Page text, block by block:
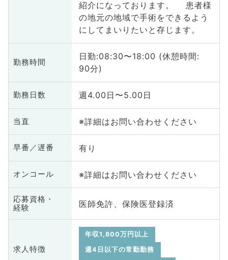
紹介になっております。 患者様
の地元の地域で手術をできるよう
にしてまいりたいと存じます。
勤務時間
日勤:08:30〜18:00 (休憩時間:
90分)
勤務日数 週4.00日〜5.00日
当直 ※詳細はお問い合わせください
早番／遅番 有り
オンコール ※詳細はお問い合わせください
応募資格・
経験
医師免許、保険医登録済
求人特徴
年収1,800万円以上
週4日以下の常勤勤務